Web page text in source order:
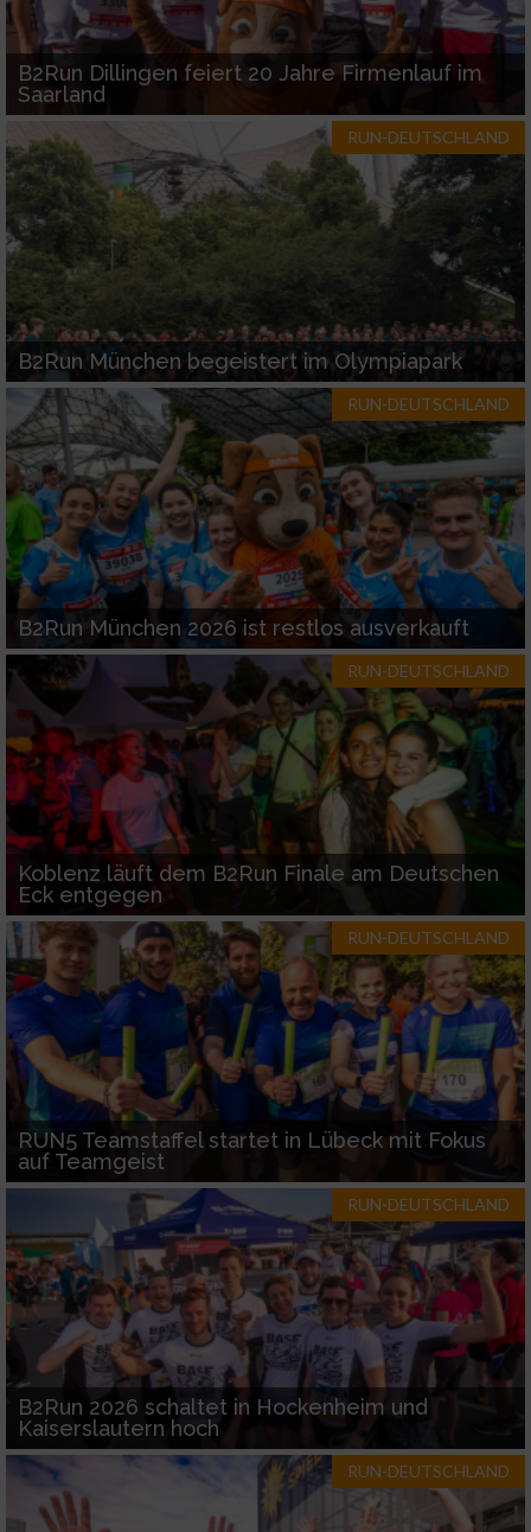
B2Run Dillingen feiert 20 Jahre Firmenlauf im
Saarland
RUN-DEUTSCHLAND
B2Run München begeistert im Olympiapark
RUN-DEUTSCHLAND
B2Run München 2026 ist restlos ausverkauft
RUN-DEUTSCHLAND
Koblenz läuft dem B2Run Finale am Deutschen
Eck entgegen
RUN-DEUTSCHLAND
RUN5 Teamstaffel startet in Lübeck mit Fokus
auf Teamgeist
RUN-DEUTSCHLAND
B2Run 2026 schaltet in Hockenheim und
Kaiserslautern hoch
RUN-DEUTSCHLAND